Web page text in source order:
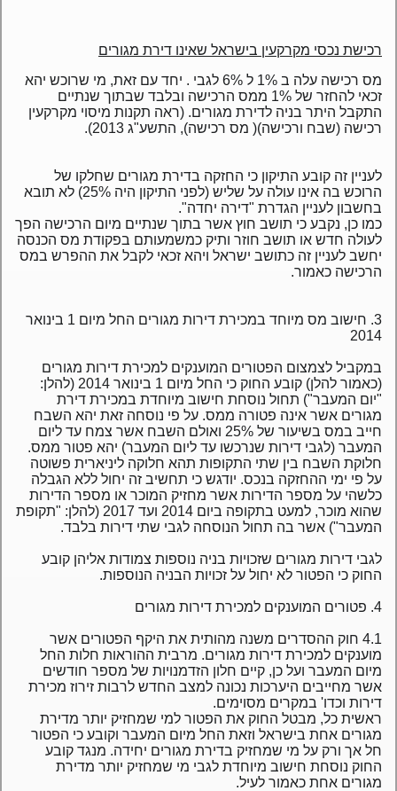
רכישת נכסי מקרקעין בישראל שאינו דירת מגורים
מס רכישה עלה ב 1% ל 6% לגבי . יחד עם זאת, מי שרוכש יהא
זכאי להחזר של 1% ממס הרכישה ובלבד שבתוך שנתיים
התקבל היתר בניה לדירת מגורים. (ראה תקנות מיסוי מקרקעין
רכישה (שבח ורכישה)( מס רכישה), התשע"ג 2013).
לעניין זה קובע התיקון כי החזקה בדירת מגורים שחלקו של
הרוכש בה אינו עולה על שליש (לפני התיקון היה 25%) לא תובא
בחשבון לעניין הגדרת "דירה יחדה".
כמו כן, נקבע כי תושב חוץ אשר בתוך שנתיים מיום הרכישה הפך
לעולה חדש או תושב חוזר ותיק כמשמעותם בפקודת מס הכנסה
יחשב לעניין זה כתושב ישראל ויהא זכאי לקבל את ההפרש במס
הרכישה כאמור.
3. חישוב מס מיוחד במכירת דירות מגורים החל מיום 1 בינואר
2014
במקביל לצמצום הפטורים המוענקים למכירת דירות מגורים
(כאמור להלן) קובע החוק כי החל מיום 1 בינואר 2014 (להלן:
"יום המעבר") תחול נוסחת חישוב מיוחדת במכירת דירת
מגורים אשר אינה פטורה ממס. על פי נוסחה זאת יהא השבח
חייב במס בשיעור של 25% ואולם השבח אשר צמח עד ליום
המעבר (לגבי דירות שנרכשו עד ליום המעבר) יהא פטור ממס.
חלוקת השבח בין שתי התקופות תהא חלוקה ליניארית פשוטה
על פי ימי ההחזקה בנכס. יודגש כי תחשיב זה יחול ללא הגבלה
כלשהי על מספר הדירות אשר מחזיק המוכר או מספר הדירות
שהוא מוכר, למעט בתקופה ביום 2014 ועד 2017 (להלן: "תקופת
המעבר") אשר בה תחול הנוסחה לגבי שתי דירות בלבד.
לגבי דירות מגורים שזכויות בניה נוספות צמודות אליהן קובע
החוק כי הפטור לא יחול על זכויות הבניה הנוספות.
4. פטורים המוענקים למכירת דירות מגורים
4.1 חוק ההסדרים משנה מהותית את היקף הפטורים אשר
מוענקים למכירת דירות מגורים. מרבית ההוראות חלות החל
מיום המעבר ועל כן, קיים חלון הזדמנויות של מספר חודשים
אשר מחייבים היערכות נכונה למצב החדש לרבות זירוז מכירת
דירות וכדו' במקרים מסוימים.
ראשית כל, מבטל החוק את הפטור למי שמחזיק יותר מדירת
מגורים אחת בישראל וזאת החל מיום המעבר וקובע כי הפטור
חל אך ורק על מי שמחזיק בדירת מגורים יחידה. מנגד קובע
החוק נוסחת חישוב מיוחדת לגבי מי שמחזיק יותר מדירת
מגורים אחת כאמור לעיל.